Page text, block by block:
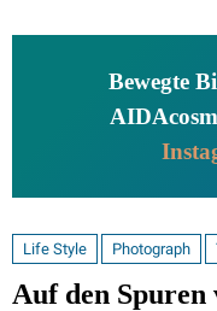
Bewegte
Life Style Photograph
Auf den